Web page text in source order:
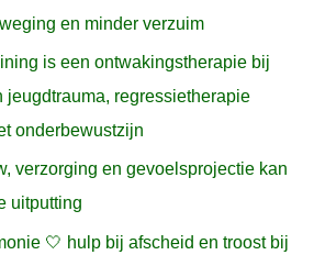
en minder verzuim
is een ontwakingstherapie bij
jeugdtrauma, regressietherapie
onderbewustzijn
verzorging en gevoelsprojectie kan
uitputting
🤍 hulp bij afscheid en troost bij